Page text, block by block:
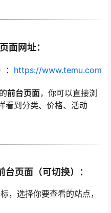
面网址：
： https://www.temu.com
前台页面，你可以直接浏
看到分类、价格、活动
页面（可切换）：
，选择你要查看的站点，